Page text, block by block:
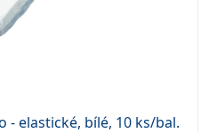
- elastické, bílé, 10 ks/bal.